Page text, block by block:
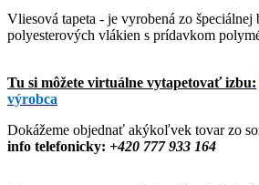
Vliesová tapeta - je vyrobená zo špeciálnej
polyesterových vlákien s prídavkom
Tu si môžete virtuálne vytapetovať izbu:
výrobca
Dokážeme objednať akýkoľvek tovar zo
info telefonicky: +420 777 933 164